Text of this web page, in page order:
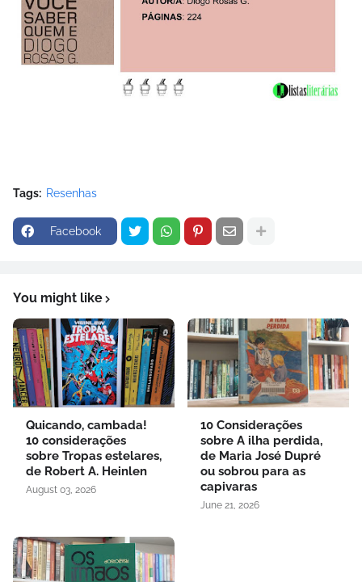
Tags: Resenhas
Facebook
You might like
Quicando, cambada!
10 considerações
sobre Tropas estelares,
de Robert A. Heinlen
August 03, 2026
10 Considerações
sobre A ilha perdida,
de Maria José Dupré
ou sobrou para as
capivaras
June 21, 2026